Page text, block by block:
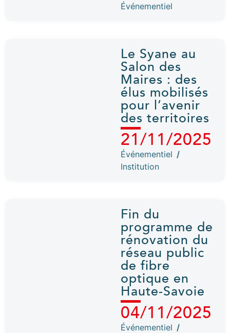
Événementiel
Le Syane au
Salon des
Maires : des
élus mobilisés
pour l’avenir
des territoires
21/11/2025
Événementiel /
Institution
Fin du
programme de
rénovation du
réseau public
de fibre
optique en
Haute-Savoie
04/11/2025
Événementiel /